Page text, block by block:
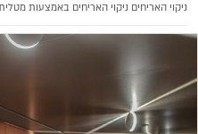
ניקוי האריחים ניקוי האריחים באמצעות